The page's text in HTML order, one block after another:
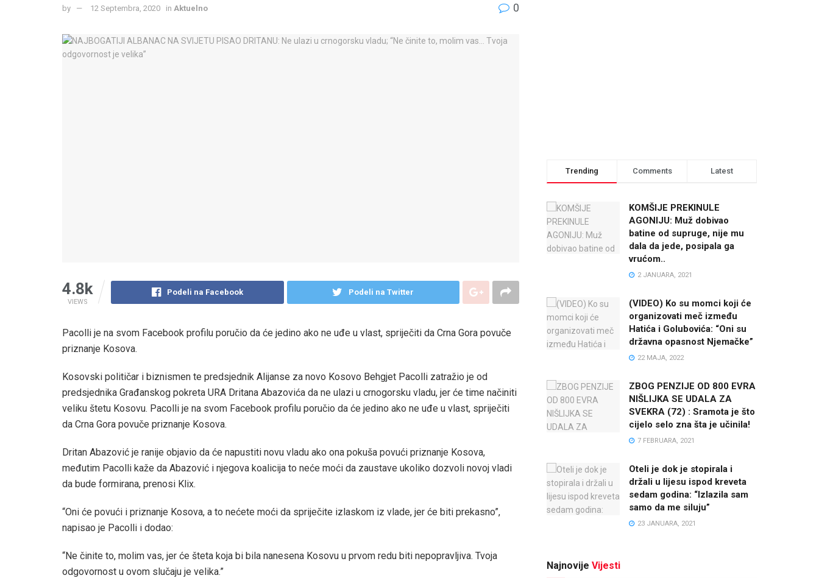
by 12 Septembra, 2020 in Aktuelno 0
4.8k
VIEWS
Podeli na Facebook Podeli na Twitter
Pacolli je na svom Facebook profilu poručio da će jedino ako ne uđe u vlast, spriječiti da Crna Gora povuče
priznanje Kosova.
Kosovski političar i biznismen te predsjednik Alijanse za novo Kosovo Behgjet Pacolli zatražio je od
predsjednika Građanskog pokreta URA Dritana Abazovića da ne ulazi u crnogorsku vladu, jer će time načiniti
veliku štetu Kosovu. Pacolli je na svom Facebook profilu poručio da će jedino ako ne uđe u vlast, spriječiti
da Crna Gora povuče priznanje Kosova.
Dritan Abazović je ranije objavio da će napustiti novu vladu ako ona pokuša povući priznanje Kosova,
međutim Pacolli kaže da Abazović i njegova koalicija to neće moći da zaustave ukoliko dozvoli novoj vladi
da bude formirana, prenosi Klix.
“Oni će povući i priznanje Kosova, a to nećete moći da spriječite izlaskom iz vlade, jer će biti prekasno”,
napisao je Pacolli i dodao:
“Ne činite to, molim vas, jer će šteta koja bi bila nanesena Kosovu u prvom redu biti nepopravljiva. Tvoja
odgovornost u ovom slučaju je velika.”
Trending Comments Latest
KOMŠIJE PREKINULE
AGONIJU: Muž dobivao
batine od supruge, nije mu
dala da jede, posipala ga
vrućom..
2 JANUARA, 2021
(VIDEO) Ko su momci koji će
organizovati meč između
Hatića i Golubovića: “Oni su
državna opasnost Njemačke”
22 MAJA, 2022
ZBOG PENZIJE OD 800 EVRA
NIŠLIJKA SE UDALA ZA
SVEKRA (72) : Sramota je što
cijelo selo zna šta je učinila!
7 FEBRUARA, 2021
Oteli je dok je stopirala i
držali u lijesu ispod kreveta
sedam godina: “Izlazila sam
samo da me siluju”
23 JANUARA, 2021
Najnovije Vijesti